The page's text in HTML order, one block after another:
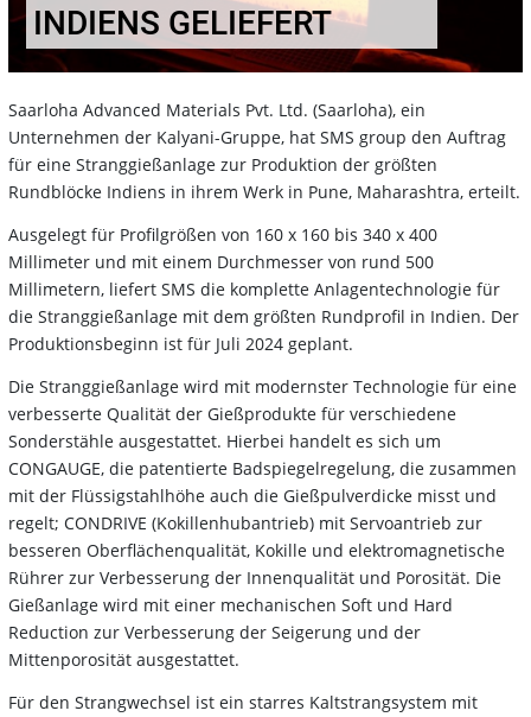
DIENS GELIEFERT
Saarloha Advanced Materials Pvt. Ltd. (Saarloha), ein
Unternehmen der Kalyani-Gruppe, hat SMS group den Auftrag
für eine Stranggießanlage zur Produktion der größten
Rundblöcke Indiens in ihrem Werk in Pune, Maharashtra, erteilt.
Ausgelegt für Profilgrößen von 160 x 160 bis 340 x 400
Millimeter und mit einem Durchmesser von rund 500
Millimetern, liefert SMS die komplette Anlagentechnologie für
die Stranggießanlage mit dem größten Rundprofil in Indien. Der
Produktionsbeginn ist für Juli 2024 geplant.
Die Stranggießanlage wird mit modernster Technologie für eine
verbesserte Qualität der Gießprodukte für verschiedene
Sonderstähle ausgestattet. Hierbei handelt es sich um
CONGAUGE, die patentierte Badspiegelregelung, die zusammen
mit der Flüssigstahlhöhe auch die Gießpulverdicke misst und
regelt; CONDRIVE (Kokillenhubantrieb) mit Servoantrieb zur
besseren Oberflächenqualität, Kokille und elektromagnetische
Rührer zur Verbesserung der Innenqualität und Porosität. Die
Gießanlage wird mit einer mechanischen Soft und Hard
Reduction zur Verbesserung der Seigerung und der
Mittenporosität ausgestattet.
Für den Strangwechsel ist ein starres Kaltstrangsystem mit